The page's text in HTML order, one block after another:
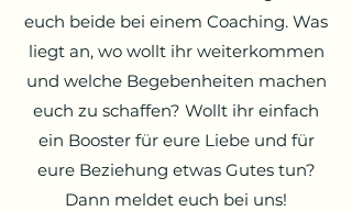
euch beide bei einem Coaching. Was
liegt an, wo wollt ihr weiterkommen
und welche Begebenheiten machen
euch zu schaffen? Wollt ihr einfach
ein Booster für eure Liebe und für
eure Beziehung etwas Gutes tun?
Dann meldet euch bei uns!